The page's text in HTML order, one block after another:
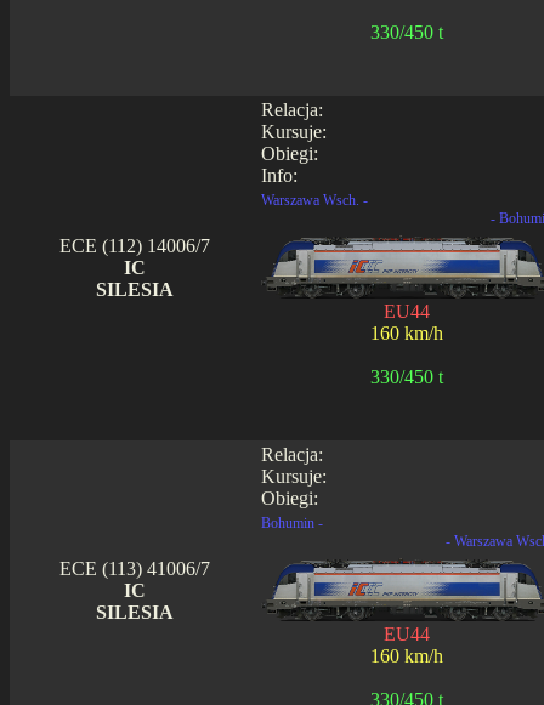
330/450 t
Relacja:
Kursuje:
Obiegi:
Info:
ECE (112) 14006/7
IC
SILESIA
Warszawa Wsch. -
-
EU44
160 km/h
330/450 t
Relacja:
Kursuje:
Obiegi:
ECE (113) 41006/7
IC
SILESIA
Bohumin -
- Warszawa
EU44
160 km/h
330/450 t